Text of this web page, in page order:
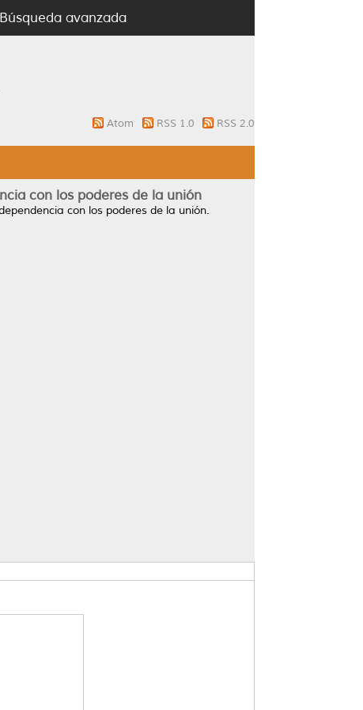
Búsqueda avanzada
Atom RSS 1.0 RSS 2.0
con los poderes de la unión
con los poderes de la unión.